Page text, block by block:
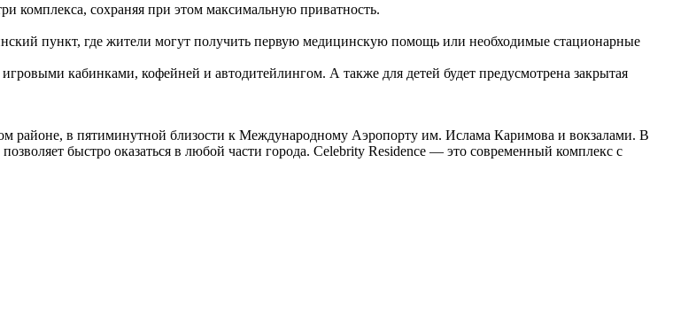
комплекса, сохраняя при этом максимальную приватность.
пункт, где жители могут получить первую медицинскую помощь или необходимые стационарные
кабинками, кофейней и автодитейлингом. А также для детей будет предусмотрена закрытая
районе, в пятиминутной близости к Международному Аэропорту им. Ислама Каримова и вокзалами. В
быстро оказаться в любой части города. Celebrity Residence — это современный комплекс с